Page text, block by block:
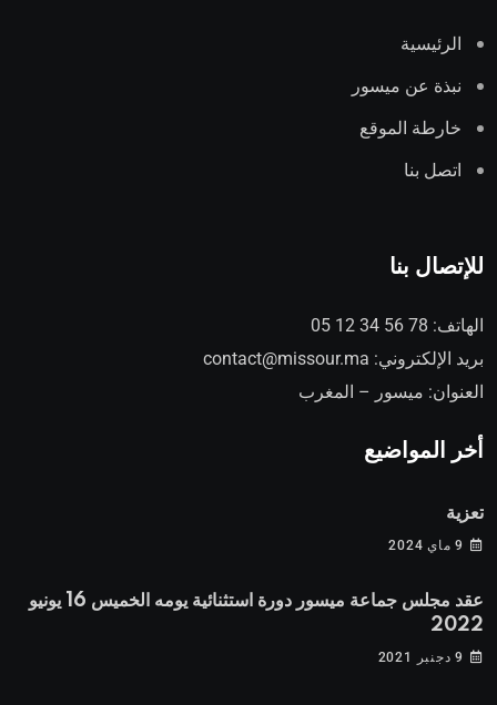
الرئيسية
نبذة عن ميسور
خارطة الموقع
اتصل بنا
للإتصال بنا
الهاتف: 78 56 34 12 05
بريد الإلكتروني: contact@missour.ma
العنوان: ميسور – المغرب
أخر المواضيع
تعزية
9 ماي 2024
عقد مجلس جماعة ميسور دورة استثنائية يومه الخميس 16 يونيو
2022
9 دجنبر 2021